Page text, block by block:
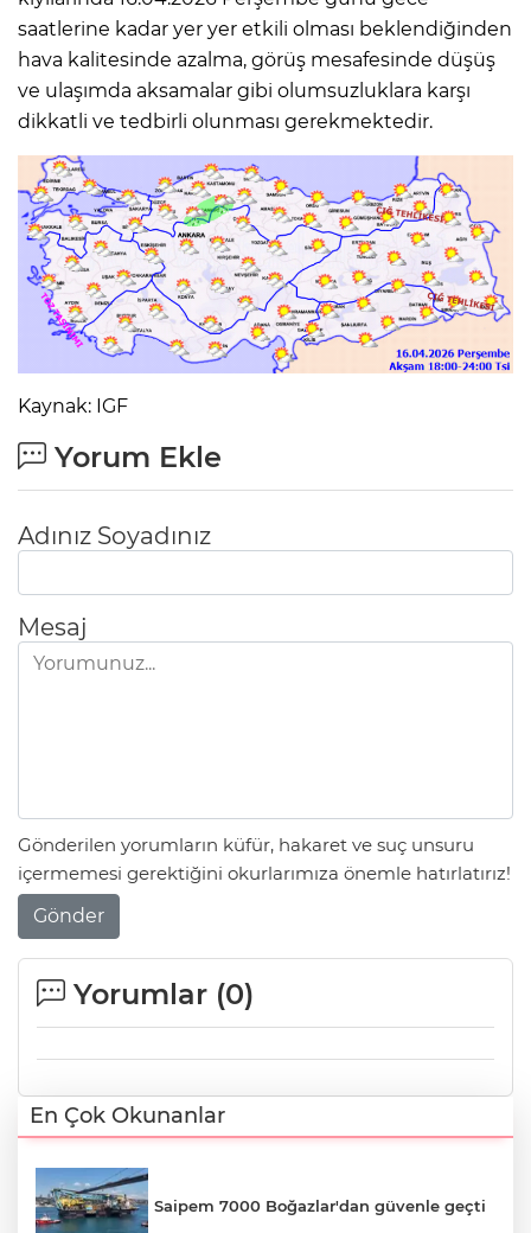
saatlerine kadar yer yer etkili olması beklendiğinden
hava kalitesinde azalma, görüş mesafesinde düşüş
ve ulaşımda aksamalar gibi olumsuzluklara karşı
dikkatli ve tedbirli olunması gerekmektedir.
Kaynak: IGF
Yorum Ekle
Adınız Soyadınız
Mesaj
Gönderilen yorumların küfür, hakaret ve suç unsuru
içermemesi gerektiğini okurlarımıza önemle hatırlatırız!
Gönder
Yorumlar (0)
En Çok Okunanlar
Saipem 7000 Boğazlar'dan güvenle geçti